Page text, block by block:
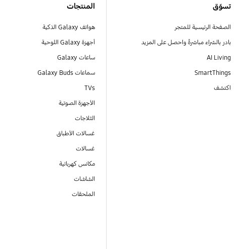
تسوّق
الصفحة الرئيسية للمتجر
بادر بالشراء مباشرةً واحصل على المزيد
AI Living
SmartThings
اكتشف
المنتجات
هواتف Galaxy الذكية
أجهزة Galaxy اللوحية
ساعات Galaxy
سماعات Galaxy Buds
TVs
الأجهزة الصوتية
الثلاجات
غسالات الأطباق
غسالات
مكانس كهربائية
الشاشات
الملحقات